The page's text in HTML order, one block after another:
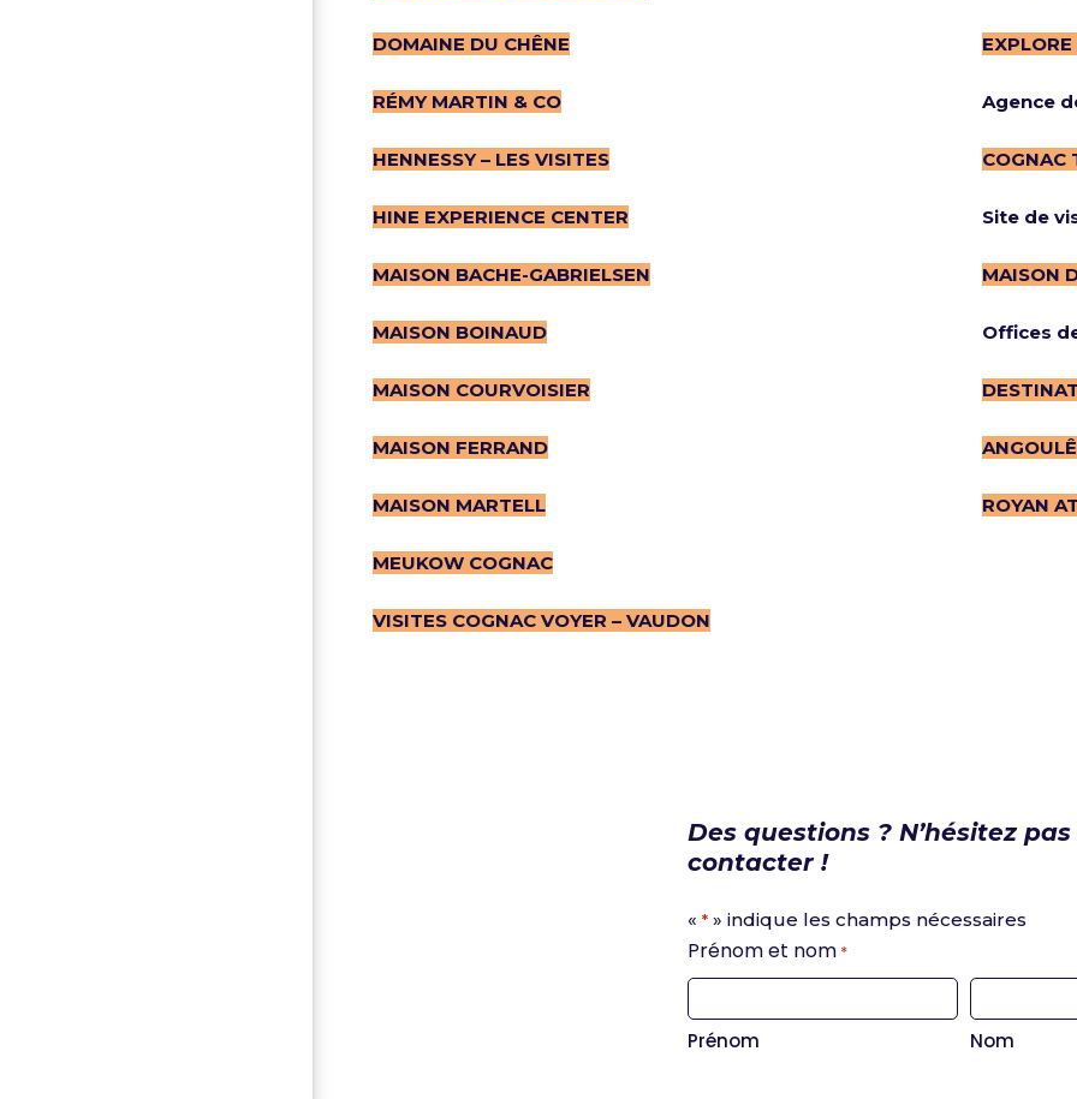
DOMAINE DU CHÊNE
RÉMY MARTIN & CO
HENNESSY – LES VISITES
HINE EXPERIENCE CENTER
MAISON BACHE-GABRIELSEN
MAISON BOINAUD
MAISON COURVOISIER
MAISON FERRAND
MAISON MARTELL
MEUKOW COGNAC
VISITES COGNAC VOYER – VAUDON
Agence
COGNAC
Site de
MAISON
Offices
ROYAN
Des questions ? N’hésitez
contacter !
« * » indique les champs nécessaires
Prénom et nom *
Prénom Nom